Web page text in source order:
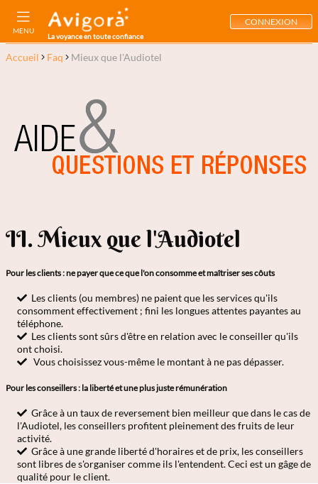
MENU
La voyance en toute confiance
CONNEXION
Accueil Faq Mieux que l'Audiotel
II. Mieux que l'Audiotel
Pour les clients : ne payer que ce que l'on consomme et maîtriser ses côuts
Les clients (ou membres) ne paient que les services qu'ils
consomment effectivement ; fini les longues attentes payantes au
téléphone.
Les clients sont sûrs d'être en relation avec le conseiller qu'ils
ont choisi.
Vous choisissez vous-même le montant à ne pas dépasser.
Pour les conseillers : la liberté et une plus juste rémunération
Grâce à un taux de reversement bien meilleur que dans le cas de
l'Audiotel, les conseillers profitent pleinement des fruits de leur
activité.
Grâce à une grande liberté d'horaires et de prix, les conseillers
sont libres de s'organiser comme ils l'entendent. Ceci est un gâge de
qualité pour le client.